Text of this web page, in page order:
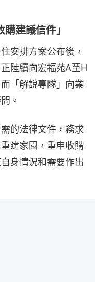
建議信件」
安排方案公布後，
陸續向宏福苑A至H
「解說專隊」向業
。
的法律文件，務求
建家園，重申收購
身情況和需要作出